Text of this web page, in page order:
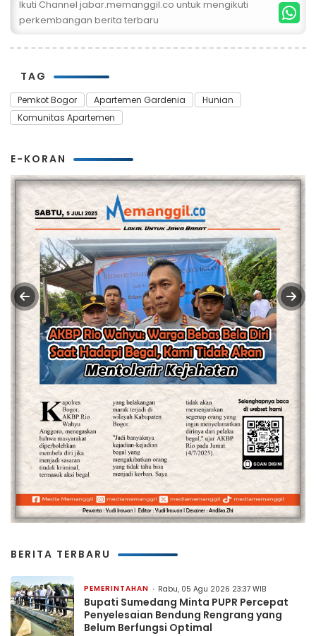
Ikuti Channel jabar.memanggil.co untuk mengikuti
perkembangan berita terbaru
TAG
Pemkot Bogor Apartemen Gardenia
Hunian
Komunitas Apartemen
E-KORAN
BERITA TERBARU
PEMERINTAHAN Rabu, 05 Agu 2026 23:37 WIB
Bupati Sumedang Minta PUPR Percepat
Penyelesaian Bendung Rengrang yang
Belum Berfungsi Optimal